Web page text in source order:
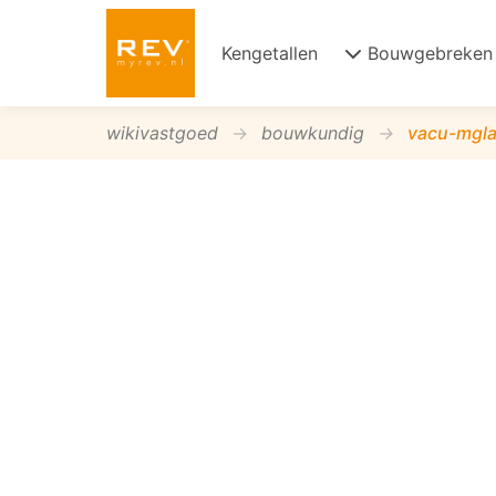
Kengetallen Bouwgebreken
wikivastgoed bouwkundig vacu-